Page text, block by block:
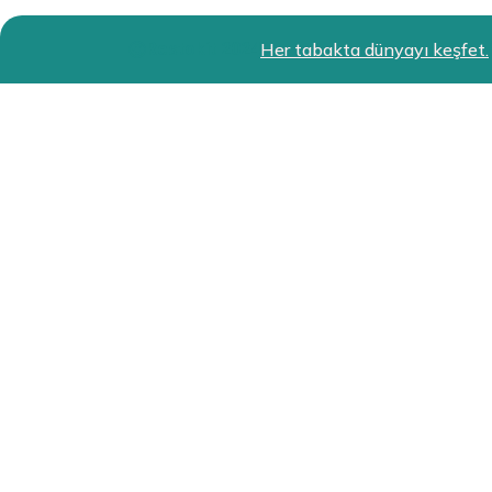
Her tabakta dünyayı keşfet.